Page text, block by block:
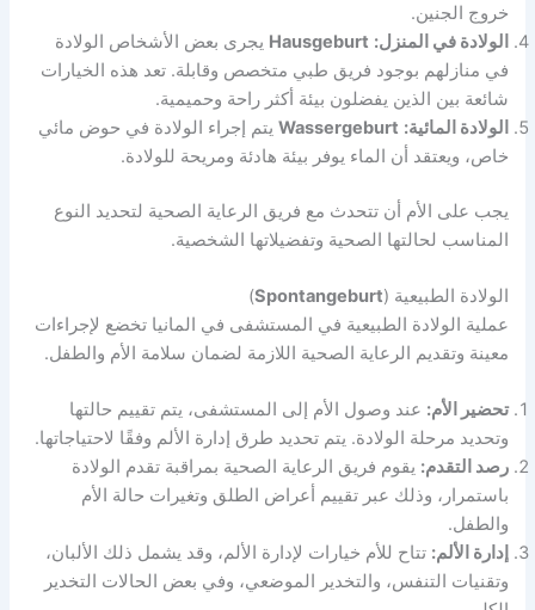
خروج الجنين.
الولادة في المنزل: Hausgeburt يجرى بعض الأشخاص الولادة
في منازلهم بوجود فريق طبي متخصص وقابلة. تعد هذه الخيارات
شائعة بين الذين يفضلون بيئة أكثر راحة وحميمية.
الولادة المائية: Wassergeburt يتم إجراء الولادة في حوض مائي
خاص، ويعتقد أن الماء يوفر بيئة هادئة ومريحة للولادة.
يجب على الأم أن تتحدث مع فريق الرعاية الصحية لتحديد النوع
المناسب لحالتها الصحية وتفضيلاتها الشخصية.
الولادة الطبيعية (Spontangeburt
)
عملية الولادة الطبيعية في المستشفى في المانيا تخضع لإجراءات
معينة وتقديم الرعاية الصحية اللازمة لضمان سلامة الأم والطفل.
تحضير الأم: عند وصول الأم إلى المستشفى، يتم تقييم حالتها
وتحديد مرحلة الولادة. يتم تحديد طرق إدارة الألم وفقًا لاحتياجاتها.
رصد التقدم: يقوم فريق الرعاية الصحية بمراقبة تقدم الولادة
باستمرار، وذلك عبر تقييم أعراض الطلق وتغيرات حالة الأم
والطفل.
إدارة الألم: تتاح للأم خيارات لإدارة الألم، وقد يشمل ذلك الألبان،
وتقنيات التنفس، والتخدير الموضعي، وفي بعض الحالات التخدير